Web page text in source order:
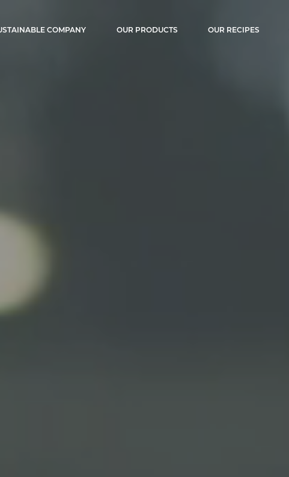
le meilleur du chocolat
COMPANY OUR PRODUCTS OUR RECIPES